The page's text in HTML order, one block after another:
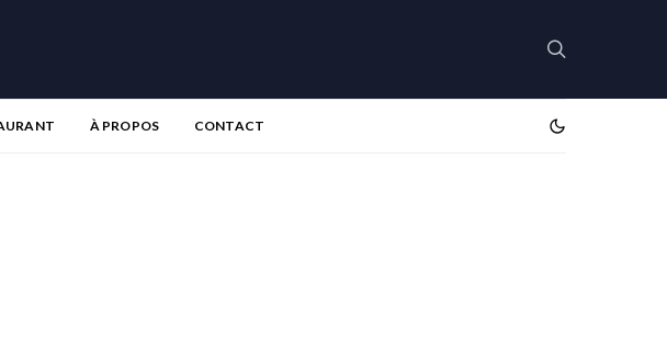
À PROPOS CONTACT